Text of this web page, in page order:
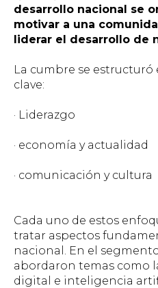
desarrollo nacional se
motivar a una
liderar el desarrollo de
La cumbre se
clave:
· Liderazgo
· economía y actualidad
· comunicación y cultura
Cada uno de estos
tratar aspectos
nacional. En el
abordaron temas como
digital e inteligencia